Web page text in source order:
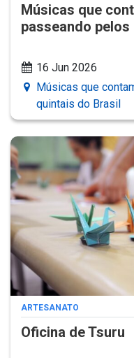
Músicas que
passeando
16 Jun 2026
Músicas que
quintais do Brasil
ARTESANATO
Oficina de Tsuru